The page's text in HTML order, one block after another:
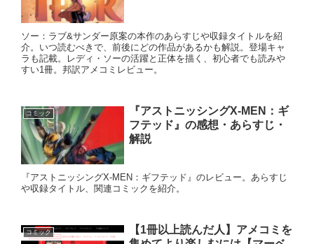
ソー：ラブ&サンダー原案の本作のあらすじや収録タイトルを紹
介。いつ読むべきで、前後にどの作品があるかも解説。登場キャ
ラも記載。レディ・ソーの活躍と正体を描く、初心者でも読みや
すい1冊。邦訳アメコミレビュー。
コミック
『アストニッシングX-MEN：ギ
フテッド』の感想・あらすじ・
解説
『アストニッシングX-MEN：ギフテッド』のレビュー。あらすじ
や収録タイトル、関連コミックを紹介。
コミック
【1冊以上読んだ人】アメコミを